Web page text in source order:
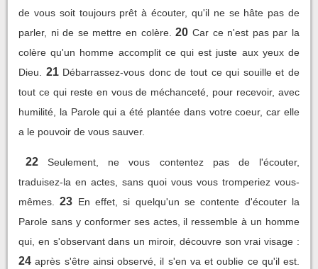
de vous soit toujours prêt à écouter, qu'il ne se hâte pas de
parler, ni de se mettre en colère. 20 Car ce n'est pas par la
colère qu'un homme accomplit ce qui est juste aux yeux de
Dieu.
21 Débarrassez-vous donc de tout ce qui souille et de
tout ce qui reste en vous de méchanceté, pour recevoir, avec
humilité, la Parole qui a été plantée dans votre coeur, car elle
a le pouvoir de vous sauver.
22
Seulement, ne vous contentez pas de l'écouter,
traduisez-la en actes, sans quoi vous vous tromperiez vous-
mêmes.
23 En effet, si quelqu'un se contente d'écouter la
Parole sans y conformer ses actes, il ressemble à un homme
qui, en s'observant dans un miroir, découvre son vrai visage :
24 après s'être ainsi observé, il s'en va et oublie ce qu'il est.